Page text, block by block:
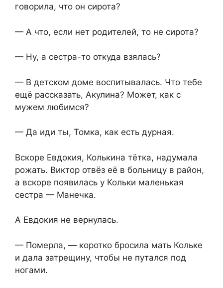
говорила, что он сирота?
— А что, если нет родителей, то не сирота?
— Ну, а сестра-то откуда взялась?
— В детском доме воспитывалась. Что тебе
ещё рассказать, Акулина? Может, как с
мужем любимся?
— Да иди ты, Томка, как есть дурная.
Вскоре Евдокия, Колькина тётка, надумала
рожать. Виктор отвёз её в больницу в район,
а вскоре появилась у Кольки маленькая
сестра — Манечка.
А Евдокия не вернулась.
— Померла, — коротко бросила мать Кольке
и дала затрещину, чтобы не путался под
ногами.